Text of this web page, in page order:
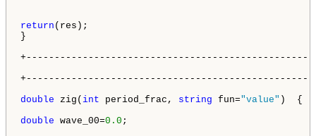
return (res);
}
double zig( int period_frac, string fun="value" )  {
double wave_00=0.0 ;